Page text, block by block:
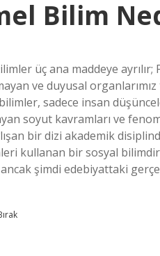
Bilim
üç ana maddeye ayrılır;
ve duyusal
sadece insan
soyut kavramları ve
bir dizi akademik
kullanan bir sosyal
şimdi edebiyattaki